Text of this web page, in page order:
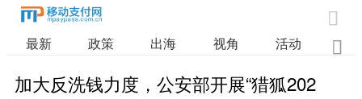

最新 政策 出海 视角 活动 业

加大反洗钱力度，公安部开展“猎狐202